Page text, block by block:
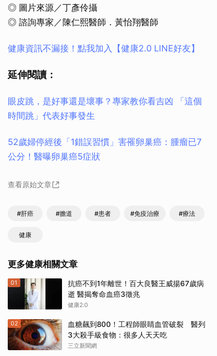
◎ 圖片來源／丁彥伶攝
◎ 諮詢專家／陳仁熙醫師．黃怡翔醫師
健康資訊不漏接！點我加入【健康2.0 LINE好友】
延伸閱讀：
眼皮跳，是好事還是壞事？專家教你看吉凶 「這個
時間跳」代表好事發生
52歲婦停經後「1錯誤習慣」害罹卵巢癌：腫瘤已7
公分！醫曝卵巢癌5症狀
查看原始文章
#肝癌 #膽道 #患者 #免疫治療 #療法
健康
更多健康相關文章
01
抗癌不到1年離世！百大良醫王威揚67歲病
逝 醫揭奪命血癌3徵兆
健康2.0
02
血糖飆到800！工程師眼睛血管破裂 醫列
3大殺手級食物：很多人天天吃
三立新聞網